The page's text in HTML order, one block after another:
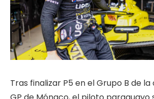
Tras finalizar P5 en el Grupo B de